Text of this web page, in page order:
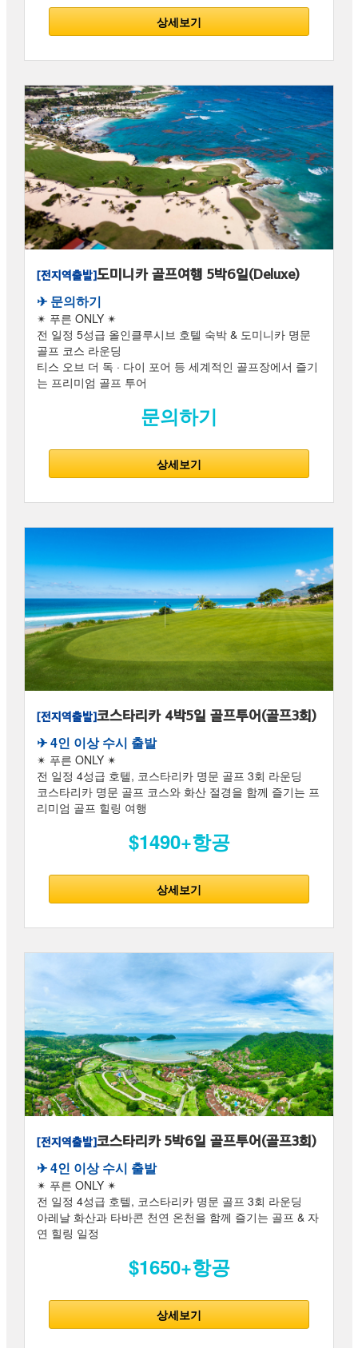
상세보기
[전지역출발]도미니카 골프여행 5박6일(Deluxe)
✈︎ 문의하기
✴ 푸른 ONLY ✴
전 일정 5성급 올인클루시브 호텔 숙박 & 도미니카 명문
골프 코스 라운딩
티스 오브 더 독 · 다이 포어 등 세계적인 골프장에서 즐기
는 프리미엄 골프 투어
문의하기
상세보기
[전지역출발]코스타리카 4박5일 골프투어(골프3회)
✈︎ 4인 이상 수시 출발
✴ 푸른 ONLY ✴
전 일정 4성급 호텔, 코스타리카 명문 골프 3회 라운딩
코스타리카 명문 골프 코스와 화산 절경을 함께 즐기는 프
리미엄 골프 힐링 여행
$1490+항공
상세보기
[전지역출발]코스타리카 5박6일 골프투어(골프3회)
✈︎ 4인 이상 수시 출발
✴ 푸른 ONLY ✴
전 일정 4성급 호텔, 코스타리카 명문 골프 3회 라운딩
아레날 화산과 타바콘 천연 온천을 함께 즐기는 골프 & 자
연 힐링 일정
$1650+항공
상세보기